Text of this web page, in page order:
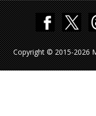
Copyright © 2015-2026